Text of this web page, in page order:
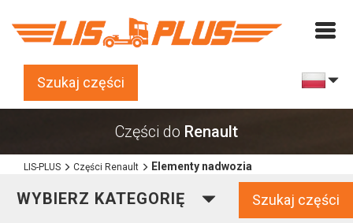
Szukaj części
Części do Renault
LIS-PLUS Części Renault Elementy nadwozia
WYBIERZ KATEGORIĘ Szukaj części